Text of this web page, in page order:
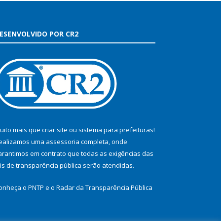
POR CR2
mais que criar site ou sistema para prefeituras!
uma assessoria completa, onde
em contrato que todas as exigências das
de transparência pública serão atendidas.
o PNTP e o Radar da Transparência Pública